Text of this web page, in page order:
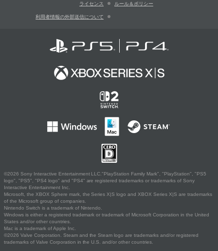
ライセンス ルール＆ポリシー
利用者情報の外部送信について
©2026 Sony Interactive Entertainment LLC."PlayStation Family Mark", "PlayStation", "PS5
logo", "PS5", "PS4 logo" and "PS4" are registered trademarks or trademarks of Sony
Interactive Entertainment Inc.
Microsoft, the XBOX Sphere mark, the Series X|S logo and XBOX Series X|S are trademarks
of the Microsoft group of companies.
Nintendo Switch is a trademark of Nintendo.
Windows is either a registered trademark or trademark of Microsoft Corporation in the United
States and/or other countries.
Mac is a trademark of Apple Inc.
©2026 Valve Corporation. Steam and the Steam logo are trademarks and/or registered
trademarks of Valve Corporation in the U.S. and/or other countries.